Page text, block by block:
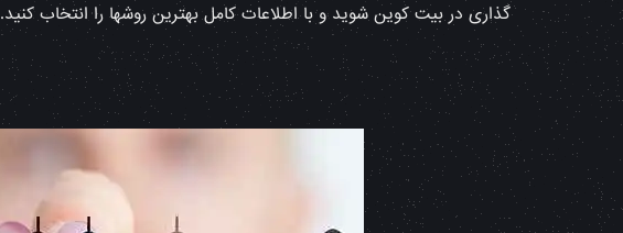
گذاری در بیت کوین شوید و با اطلاعات کامل بهترین روشها را انتخاب کنید.